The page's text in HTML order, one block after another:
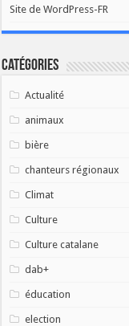
Site de WordPress-FR
Catégories
Actualité
animaux
bière
chanteurs régionaux
Climat
Culture
Culture catalane
dab+
éducation
election